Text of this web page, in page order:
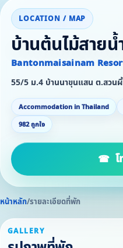
LOCATION / MAP
บ้านต้นไม้สาย
Bantonmaisainam
55/5 ม.4 บ้านนาขุนแสน ต.สวน
Accommodation in Thailand
982 ถูกใจ
หน้าหลัก/รายละเอียดที่พัก
GALLERY